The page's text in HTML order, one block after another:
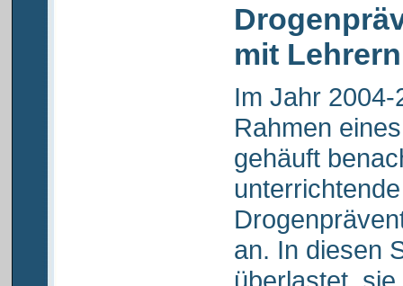
mit Lehrern
Im Jahr
Rahmen
gehäuft
an. In diesen